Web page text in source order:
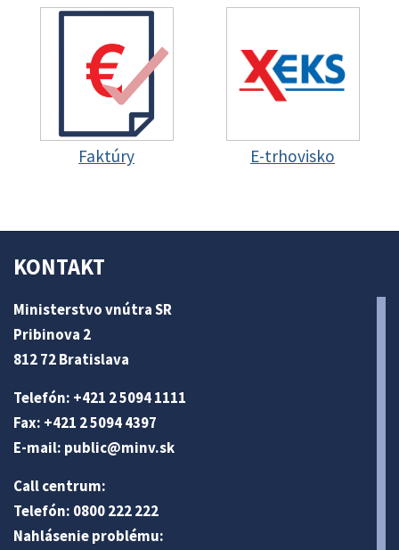
Faktúry E-trhovisko
KONTAKT
Ministerstvo vnútra SR
Pribinova 2
812 72 Bratislava
Telefón: +421 2 5094 1111
Fax: +421 2 5094 4397
E-mail: public@minv.sk
Call centrum:
Telefón: 0800 222 222
Nahlásenie problému: